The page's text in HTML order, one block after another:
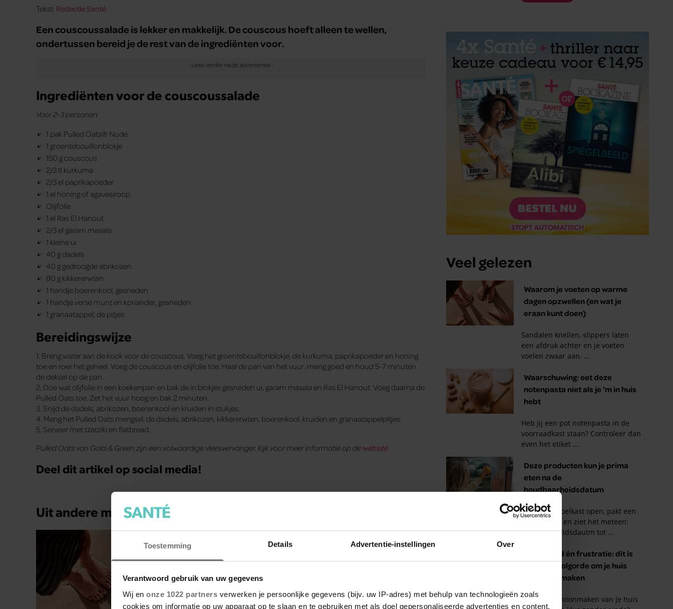
Toestemming Details Advertentie-instellingen Over
Verantwoord gebruik van uw gegevens
Wij en onze 1022 partners verwerken je persoonlijke gegevens (bijv. uw IP-adres) met behulp van technologieën zoals
cookies om informatie op uw apparaat op te slaan en te gebruiken met als doel gepersonaliseerde advertenties en content,
Tekst: Redactie Santé
Een couscoussalade is lekker en makkelijk. De couscous hoeft alleen te wellen,
ondertussen bereid je de rest van de ingrediënten voor.
Ingrediënten voor de couscoussalade
Voor 2-3 personen
1 pak Pulled Oats® Nude
1 groentebouillonblokje
150 g couscous
2/3 tl kurkuma
2/3 el paprikapoeder
1 el honing of agavesiroop
Olijfolie
1 el Ras El Hanout
2/3 el garam masala
1 kleine ui
40 g dadels
40 g gedroogde abrikozen
80 g kikkererwten
1 handje boerenkool, gesneden
1 handje verse munt en koriander, gesneden
1 granaatappel, de pitjes
Bereidingswijze
1. Breng water aan de kook voor de couscous. Voeg het groentebouillonblokje, de kurkuma, paprikapoeder en honing
toe en roer het geheel. Voeg de couscous en olijfolie toe. Haal de pan van het vuur, meng goed en houd 5-7 minuten
de deksel op de pan.
2. Doe wat olijfolie in een koekenpan en bak de in blokjes gesneden ui, garam masala en Ras El Hanout. Voeg daarna de
Pulled Oats toe. Zet het vuur hoog en bak 2 minuten.
3. Snijd de dadels, abrikozen, boerenkool en kruiden in stukjes.
4. Meng het Pulled Oats mengsel, de dadels, abrikozen, kikkererwten, boerenkool, kruiden en granaatappelpitjes.
5. Serveer met tzatziki en flatbread.
Pulled Oats van Gold & Green zijn een volwaardige vleesvervanger. Kijk voor meer informatie op de website
Deel dit artikel op social media!
Uit andere media